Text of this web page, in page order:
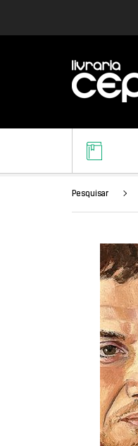
Pesquisar